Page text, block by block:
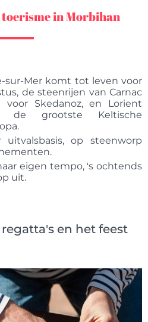
toerisme in Morbihan
sur-Mer komt tot leven voor
de steenrijen van Carnac
Skedanoz, en Lorient
grootste Keltische
op steenworp
eigen tempo, 's ochtends
uit.
en het feest